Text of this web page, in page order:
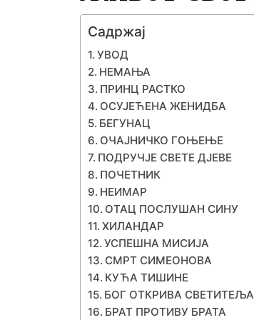
Садржај
УВОД
НЕМАЊА
ПРИНЦ РАСТКО
ОСУЈЕЋЕНА ЖЕНИДБА
БЕГУНАЦ
ОЧАЈНИЧКО ГОЊЕЊЕ
ПОДРУЧЈЕ СВЕТЕ ДЈЕВЕ
ПОЧЕТНИК
НЕИМАР
ОТАЦ ПОСЛУШАН СИНУ
ХИЛАНДАР
УСПЕШНА МИСИЈА
СМРТ СИМЕОНОВА
КУЋА ТИШИНЕ
БОГ ОТКРИВА СВЕТИТЕЉА
БРАТ ПРОТИВУ БРАТА